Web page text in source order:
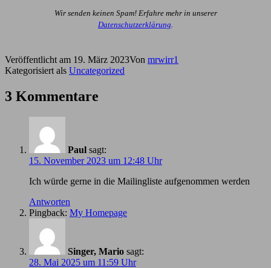
Wir senden keinen Spam! Erfahre mehr in unserer
Datenschutzerklärung
Veröffentlicht am 19. März 2023Von mrwirr1
Kategorisiert als Uncategorized
3 Kommentare
Paul sagt:
15. November 2023 um 12:48 Uhr
Ich würde gerne in die Mailingliste aufgenommen werden
Antworten
Pingback: My Homepage
Singer, Mario sagt:
28. Mai 2025 um 11:59 Uhr